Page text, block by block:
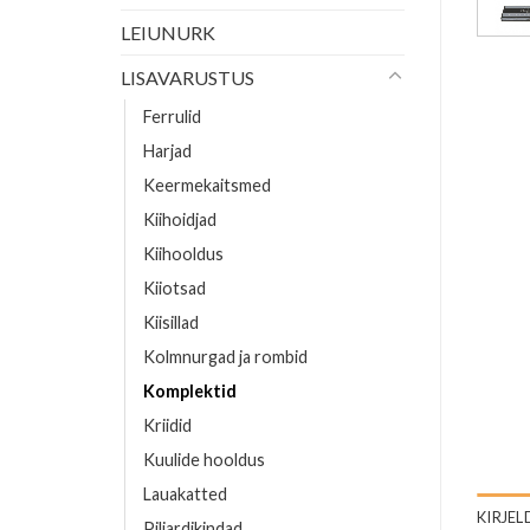
LEIUNURK
LISAVARUSTUS
Ferrulid
Harjad
Keermekaitsmed
Kiihoidjad
Kiihooldus
Kiiotsad
Kiisillad
Kolmnurgad ja rombid
Komplektid
Kriidid
Kuulide hooldus
Lauakatted